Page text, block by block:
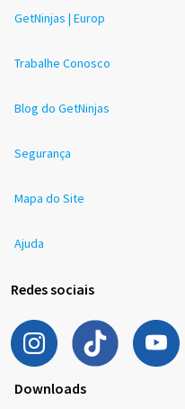
GetNinjas | Europ
Trabalhe Conosco
Blog do GetNinjas
Segurança
Mapa do Site
Ajuda
Redes sociais
Downloads